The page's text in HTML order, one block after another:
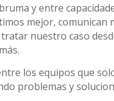
y entre
mejor, comunican
nuestro caso
los equipos que
problemas y